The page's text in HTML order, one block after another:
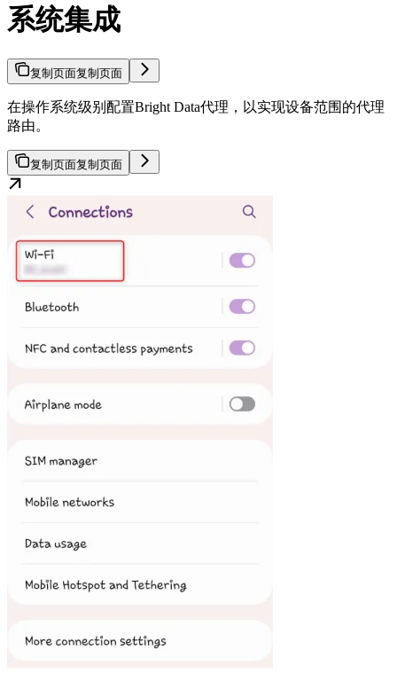
系统集成
复制页面复制页面
在操作系统级别配置Bright Data代理，以实现设备范围的代理
路由。
复制页面复制页面